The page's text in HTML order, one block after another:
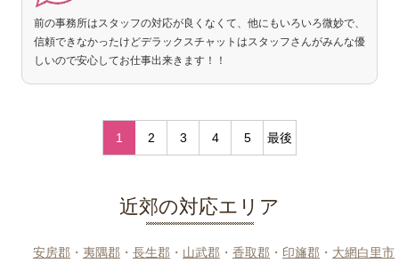
前の事務所はスタッフの対応が良くなくて、他にもいろいろ微妙で、
信頼できなかったけどデラックスチャットはスタッフさんがみんな優
しいので安心してお仕事出来きます！！
1 2 3 4 5 最後
近郊の対応エリア
安房郡 ・ 夷隅郡 ・ 長生郡 ・ 山武郡 ・ 香取郡 ・ 印旛郡 ・ 大網白里市